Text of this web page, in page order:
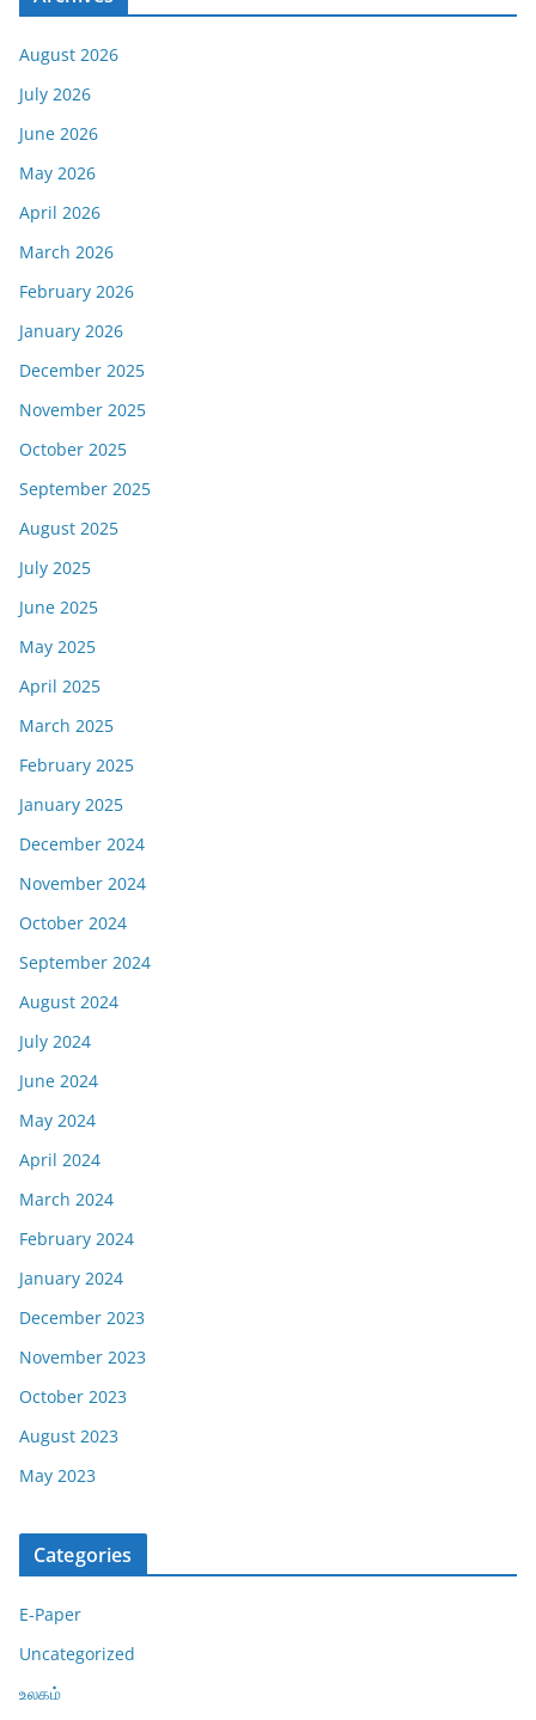
August 2026
July 2026
June 2026
May 2026
April 2026
March 2026
February 2026
January 2026
December 2025
November 2025
October 2025
September 2025
August 2025
July 2025
June 2025
May 2025
April 2025
March 2025
February 2025
January 2025
December 2024
November 2024
October 2024
September 2024
August 2024
July 2024
June 2024
May 2024
April 2024
March 2024
February 2024
January 2024
December 2023
November 2023
October 2023
August 2023
May 2023
Categories
E-Paper
Uncategorized
உலகம்